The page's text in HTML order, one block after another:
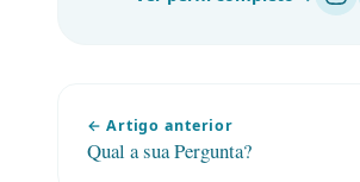
← Artigo anterior
Qual a sua Pergunta?